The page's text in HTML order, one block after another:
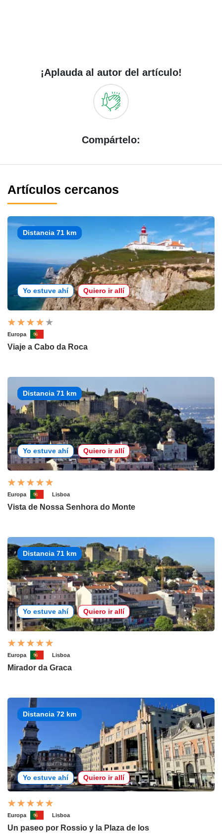
¡Aplauda al autor del artículo!
Compártelo:
Artículos cercanos
Distancia 71 km
Yo estuve ahí Quiero ir allí
Europa
Viaje a Cabo da Roca
Distancia 71 km
Yo estuve ahí Quiero ir allí
Europa Lisboa
Vista de Nossa Senhora do Monte
Distancia 71 km
Yo estuve ahí Quiero ir allí
Europa Lisboa
Mirador da Graca
Distancia 72 km
Yo estuve ahí Quiero ir allí
Europa Lisboa
Un paseo por Rossio y la Plaza de los